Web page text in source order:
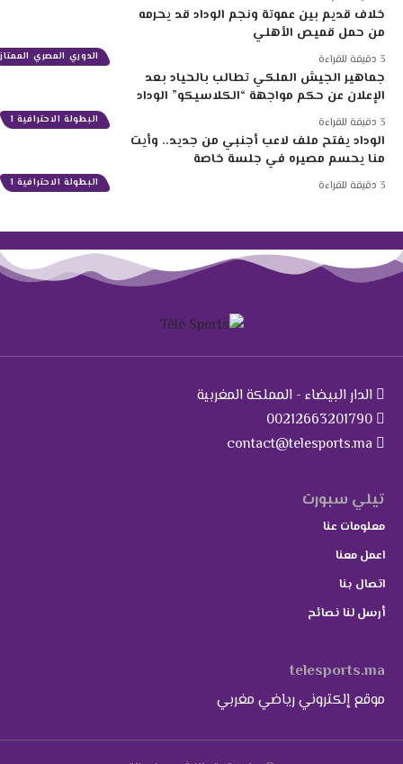
الدوري المصري الممتاز
خلاف قديم بين عموتة ونجم الوداد قد يحرمه
من حمل قميص الأهلي
البطولة الاحترافية 1
جماهير الجيش الملكي تطالب بالحياد بعد
الإعلان عن حكم مواجهة “الكلاسيكو” الوداد
البطولة الاحترافية 1
الوداد يفتح ملف لاعب أجنبي من جديد.. وأيت
منا يحسم مصيره في جلسة خاصة
الدار البيضاء - المملكة المغربية
00212663201790
contact@telesports.ma
تيلي سبورت
معلومات عنا
اعمل معنا
اتصال بنا
أرسل لنا نصائح
telesports.ma
موقع إلكتروني رياضي مغربي